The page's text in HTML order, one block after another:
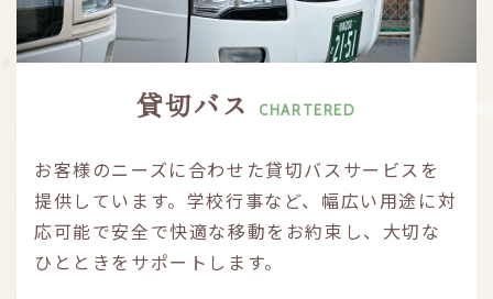
貸切バス CHARTERED
お客様のニーズに合わせた貸切バスサービスを
提供しています。学校行事など、幅広い用途に対
応可能で安全で快適な移動をお約束し、大切な
ひとときをサポートします。